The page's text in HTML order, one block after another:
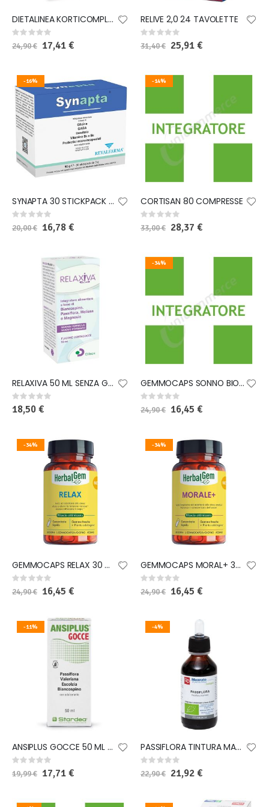
DIETALINEA KORTICOMPLEX FAT SLIM 30 COMPRESSE
Rating:
0%
24,90 € Special
Price
17,41 €
RELIVE 2,0 24 TAVOLETTE
Rating:
0%
31,40 € Special
Price
25,91 €
-16%
SYNAPTA 30 STICKPACK CON EDULCORANTE SENZA GLUTINE E LATTOSIO
Rating:
0%
20,00 € Special
Price
16,78 €
-14%
CORTISAN 80 COMPRESSE
Rating:
0%
33,00 € Special
Price
28,37 €
RELAXIVA 50 ML SENZA GLUTINE
Rating:
0%
18,50 €
-34%
GEMMOCAPS SONNO BIO 30 CAPSULE
Rating:
0%
24,90 € Special
Price
16,45 €
-34%
GEMMOCAPS RELAX 30 CAPSULE
Rating:
0%
24,90 € Special
Price
16,45 €
-34%
GEMMOCAPS MORAL+ 30 CAPSULE
Rating:
0%
24,90 € Special
Price
16,45 €
-11%
ANSIPLUS GOCCE 50 ML SENZA GLUTINE CON EDULCORANTE SENZA ALCOL
Rating:
0%
19,99 € Special
Price
17,71 €
-4%
PASSIFLORA TINTURA MADRE 100 ML BIO
Rating:
0%
22,90 € Special
Price
21,92 €